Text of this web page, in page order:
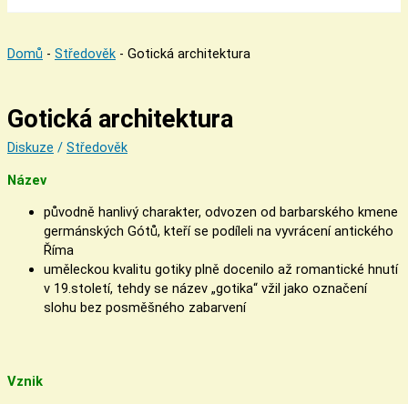
Domů - Středověk - Gotická architektura
Gotická architektura
Diskuze / Středověk
Název
původně hanlivý charakter, odvozen od barbarského kmene
germánských Gótů, kteří se podíleli na vyvrácení antického
Říma
uměleckou kvalitu gotiky plně docenilo až romantické hnutí
v 19.století, tehdy se název „gotika“ vžil jako označení
slohu bez posměšného zabarvení
Vznik